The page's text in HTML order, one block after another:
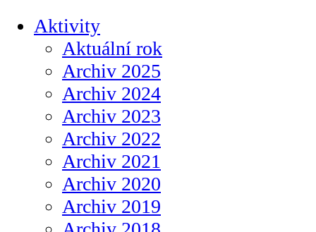
Aktivity
Aktuální rok
Archiv 2025
Archiv 2024
Archiv 2023
Archiv 2022
Archiv 2021
Archiv 2020
Archiv 2019